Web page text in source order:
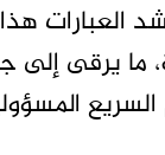
العبارات
ما يرقى إلى